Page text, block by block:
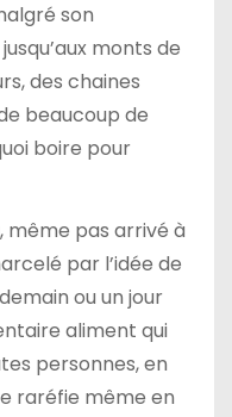
son
monts de
des chaines
beaucoup de
boire pour
même pas arrivé à
par l’idée de
ou un jour
aliment qui
personnes, en
raréfie même en